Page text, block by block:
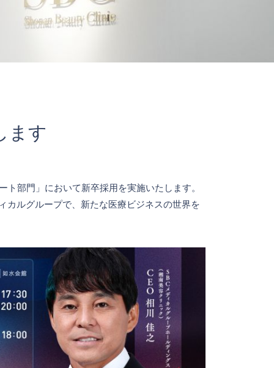
ます
部門」において新卒採用を実施いたします。
カルグループで、新たな医療ビジネスの世界を